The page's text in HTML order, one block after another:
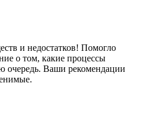
и недостатков! Помогло
о том, какие процессы
очередь. Ваши рекомендации